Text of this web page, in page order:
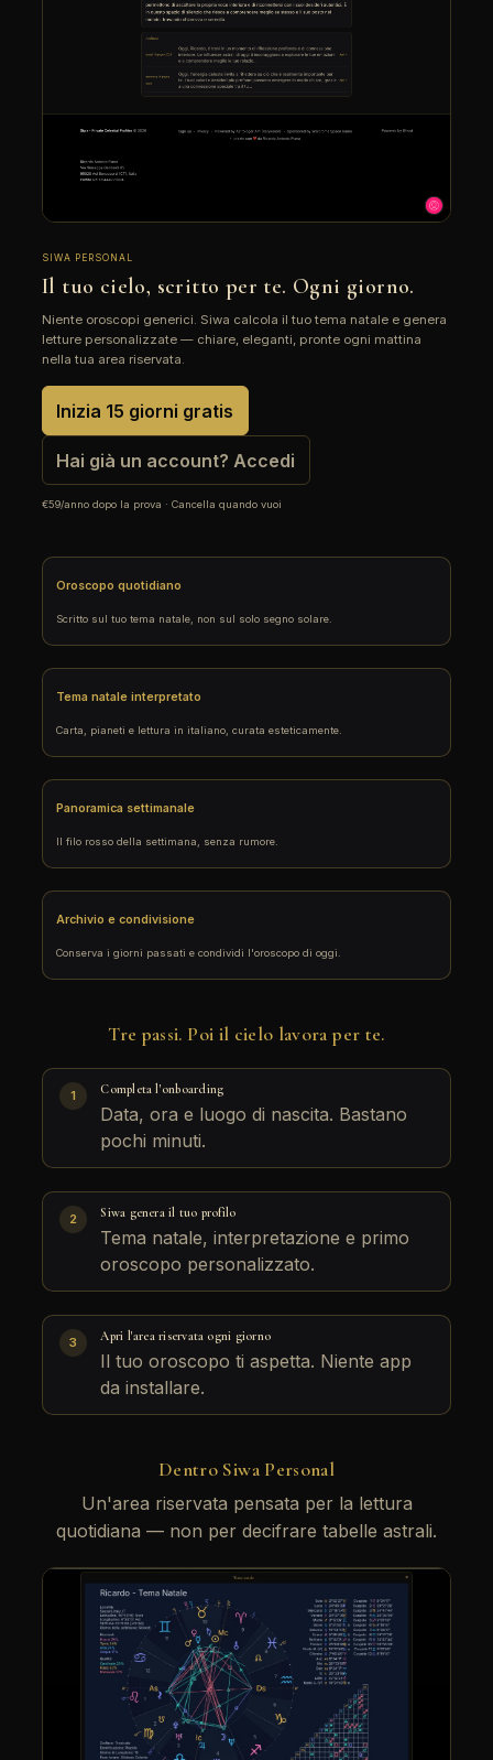
SIWA PERSONAL
Il tuo cielo, scritto per te. Ogni giorno.
Niente oroscopi generici. Siwa calcola il tuo tema natale e genera
letture personalizzate — chiare, eleganti, pronte ogni mattina
nella tua area riservata.
Inizia 15 giorni gratis
Hai già un account? Accedi
€59/anno dopo la prova · Cancella quando vuoi
Oroscopo quotidiano
Scritto sul tuo tema natale, non sul solo segno solare.
Tema natale interpretato
Carta, pianeti e lettura in italiano, curata esteticamente.
Panoramica settimanale
Il filo rosso della settimana, senza rumore.
Archivio e condivisione
Conserva i giorni passati e condividi l'oroscopo di oggi.
Tre passi. Poi il cielo lavora per te.
1 Completa l'onboarding
Data, ora e luogo di nascita. Bastano
pochi minuti.
2 Siwa genera il tuo profilo
Tema natale, interpretazione e primo
oroscopo personalizzato.
3 Apri l'area riservata ogni giorno
Il tuo oroscopo ti aspetta. Niente app
da installare.
Dentro Siwa Personal
Un'area riservata pensata per la lettura
quotidiana — non per decifrare tabelle astrali.